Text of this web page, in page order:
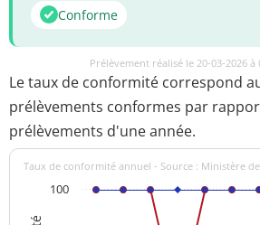
Conforme
Prélèvement réalisé le 20-03-2026 à
Le taux de conformité correspond
prélèvements conformes par
prélèvements d'une année.
Taux de conformité annuel - Source : Ministère
100